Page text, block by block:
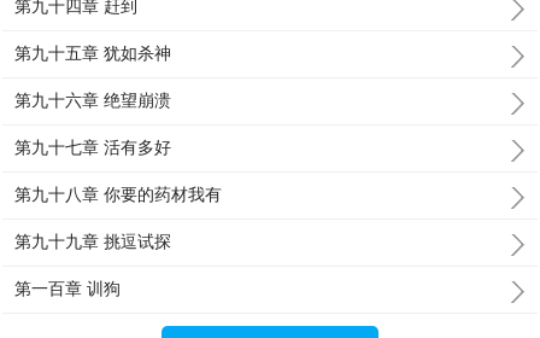
第九十四章 赶到
第九十五章 犹如杀神
第九十六章 绝望崩溃
第九十七章 活有多好
第九十八章 你要的药材我有
第九十九章 挑逗试探
第一百章 训狗